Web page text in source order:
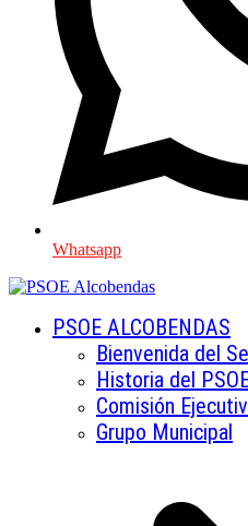
Whatsapp
PSOE ALCOBENDAS
Bienvenida del
Historia del
Comisión
Grupo Municipal